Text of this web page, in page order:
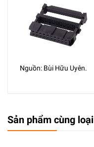
Nguồn: Bùi Hữu Uyên.
Sản phẩm cùng loại